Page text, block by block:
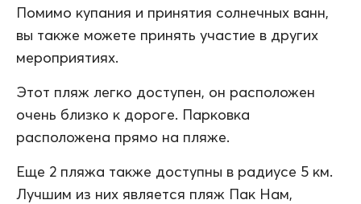
Помимо купания и принятия солнечных ванн,
вы также можете принять участие в других
мероприятиях.
Этот пляж легко доступен, он расположен
очень близко к дороге. Парковка
расположена прямо на пляже.
Еще 2 пляжа также доступны в радиусе 5 км.
Лучшим из них является пляж Пак Нам,